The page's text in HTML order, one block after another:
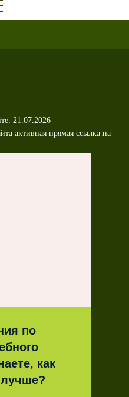
21.07.2026
активная прямая ссылка на
по
как